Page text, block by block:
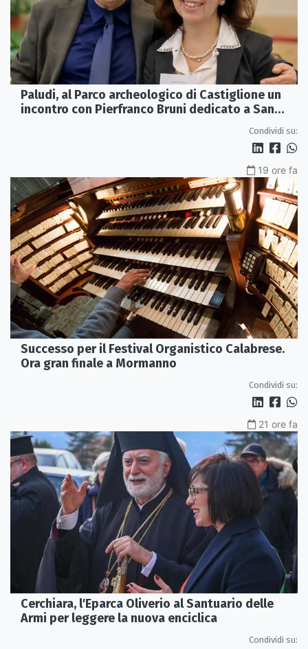
Paludi, al Parco archeologico di Castiglione un
incontro con Pierfranco Bruni dedicato a San
Condividi su:
19 ore fa
Successo per il Festival Organistico Calabrese.
Ora gran finale a Mormanno
Condividi su:
21 ore fa
Cerchiara, l'Eparca Oliverio al Santuario delle
Armi per leggere la nuova enciclica
Condividi su: